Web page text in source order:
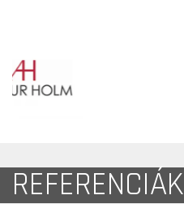
REFERENCIÁK